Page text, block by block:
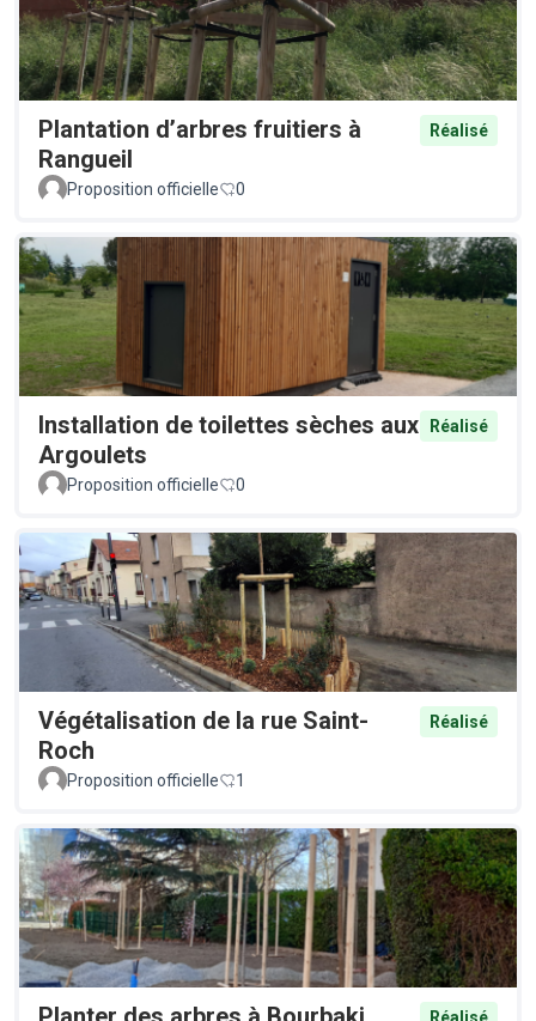
Plantation d’arbres fruitiers à
Rangueil
Réalisé
Proposition officielle 0
Installation de toilettes sèches aux
Argoulets
Réalisé
Proposition officielle 0
Végétalisation de la rue Saint-
Roch
Réalisé
Proposition officielle 1